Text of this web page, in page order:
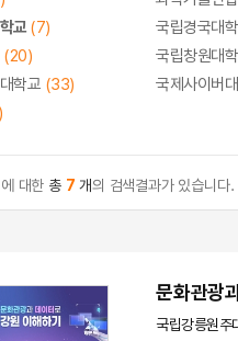
교(7) 국립경국대
(20) 국립창원대
학교 (33) 국제사이버
에 대한 총 7 개의 검색결과가 있습니다.
문화관광
국립강릉원주